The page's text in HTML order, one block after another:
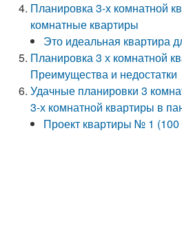
Планировка 3-х комнатной
комнатные квартиры
Это идеальная квартира
Планировка 3 х комнатной
Преимущества и недостатки
Удачные планировки 3
3-х комнатной квартиры в
Проект квартиры № 1 (100